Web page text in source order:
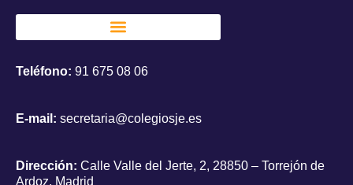
Teléfono: 91 675 08 06
E-mail: secretaria@colegiosje.es
Dirección: Calle Valle del Jerte, 2, 28850 – Torrejón de
Ardoz, Madrid